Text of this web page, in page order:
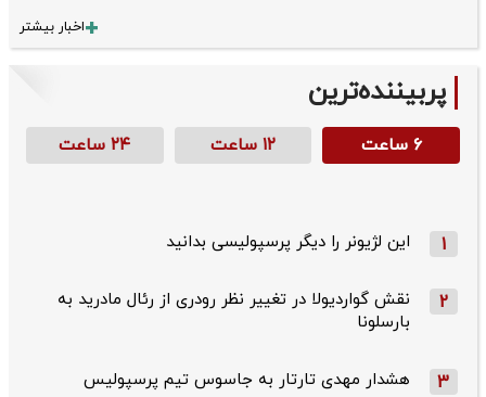
اخبار بیشتر
پربیننده‌ترین
۶ ساعت ۱۲ ساعت ۲۴ ساعت
1 این لژیونر را دیگر پرسپولیسی بدانید
2
نقش گواردیولا در تغییر نظر رودری از رئال مادرید به
بارسلونا
3 هشدار مهدی تارتار به جاسوس تیم پرسپولیس